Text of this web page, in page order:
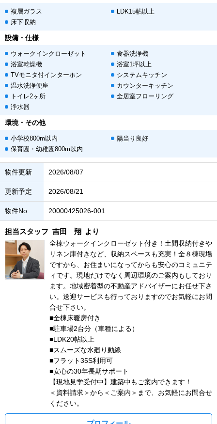
複層ガラス
LDK15帖以上
床下収納
設備・仕様
ウォークインクローゼット
食器洗浄機
浴室乾燥機
浴室1坪以上
TVモニタ付インターホン
システムキッチン
温水洗浄便座
カウンターキッチン
トイレ2ヶ所
全居室フローリング
浄水器
環境・その他
小学校800m以内
陽当り良好
保育園・幼稚園800m以内
物件更新 2026/08/07
更新予定 2026/08/21
物件No. 20000425026-001
担当スタッフ 吉田 翔 より
全棟ウォークインクローゼット付き！土間収納付きや
リネン庫付きなど、収納スペースも充実！全８棟現場
ですから、お住まいになってからも安心のコミュニテ
ィです。現地だけでなく周辺環境のご案内もしており
ます。地域密着型の不動産アドバイザーにお任せ下さ
い。送迎サービスも行っておりますのでお気軽にお問
合せ下さい。
■全棟床暖房付き
■駐車場2台分（車種による）
■LDK20帖以上
■スムーズな水廻り動線
■フラット35S利用可
■安心の30年長期サポート
【現地見学受付中】建築中もご案内できます！
＜資料請求＞から＜ご案内＞まで、お気軽にお問合せ
ください。